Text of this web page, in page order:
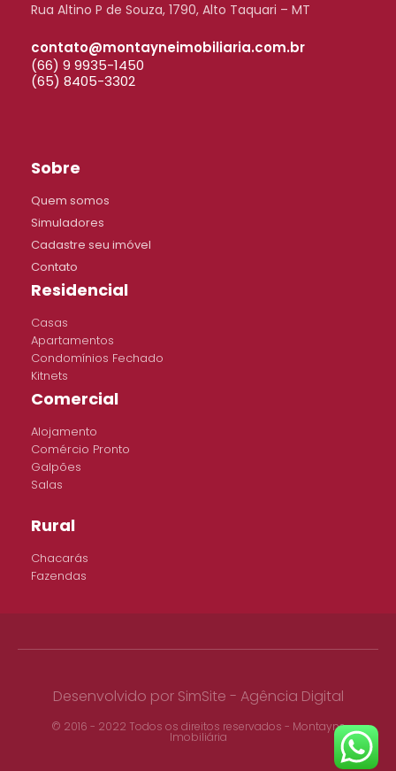
Rua Altino P de Souza, 1790, Alto Taquari – MT
contato@montayneimobiliaria.com.br
(66) 9 9935-1450
(65) 8405-3302
Sobre
Quem somos
Simuladores
Cadastre seu imóvel
Contato
Residencial
Casas
Apartamentos
Condomínios Fechado
Kitnets
Comercial
Alojamento
Comércio Pronto
Galpões
Salas
Rural
Chacarás
Fazendas
© 2016 - 2022 Todos os direitos reservados - Montayne
Imobiliária
Desenvolvido por SimSite - Agência Digital